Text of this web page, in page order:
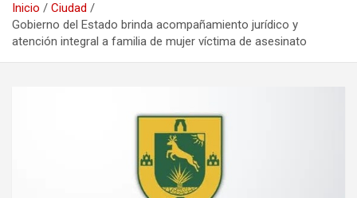
Inicio
Ciudad
Gobierno del Estado brinda acompañamiento jurídico y
atención integral a familia de mujer víctima de asesinato